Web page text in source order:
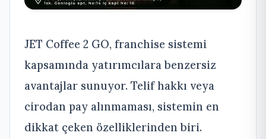
JET Coffee 2 GO, franchise sistemi
kapsamında yatırımcılara benzersiz
avantajlar sunuyor. Telif hakkı veya
cirodan pay alınmaması, sistemin en
dikkat çeken özelliklerinden biri.